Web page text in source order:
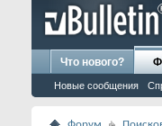
Что нового?
Новые сообщения